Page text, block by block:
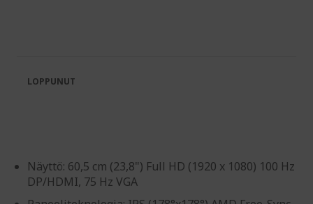
images
gallery
the
images
Näyttö: 60,5 cm (23,8") Full HD (1920 x 1080) 100 Hz
DP/HDMI, 75 Hz VGA
LOPPUNUT